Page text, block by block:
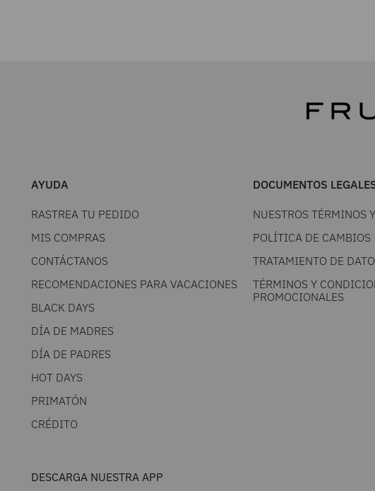
AYUDA
RASTREA TU PEDIDO
MIS COMPRAS
CONTÁCTANOS
RECOMENDACIONES PARA VACACIONES
BLACK DAYS
DÍA DE MADRES
DÍA DE PADRES
HOT DAYS
PRIMATÓN
CRÉDITO
DOCUMENTOS
NUESTROS TÉRMINOS
POLÍTICA DE CAMBIOS
TRATAMIENTO DE
TÉRMINOS Y
PROMOCIONALES
DESCARGA NUESTRA APP